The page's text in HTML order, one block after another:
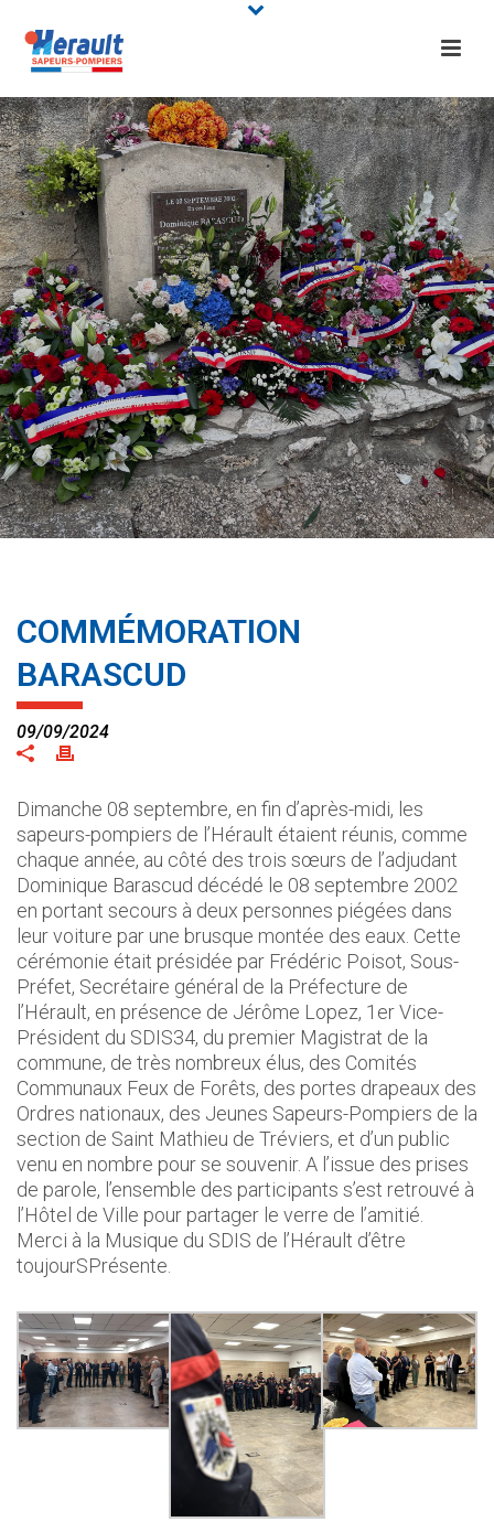
COMMÉMORATION
BARASCUD
09/09/2024
Dimanche 08 septembre, en fin d’après-midi, les
sapeurs-pompiers de l’Hérault étaient réunis, comme
chaque année, au côté des trois sœurs de l’adjudant
Dominique Barascud décédé le 08 septembre 2002
en portant secours à deux personnes piégées dans
leur voiture par une brusque montée des eaux. Cette
cérémonie était présidée par Frédéric Poisot, Sous-
Préfet, Secrétaire général de la Préfecture de
l’Hérault, en présence de Jérôme Lopez, 1er Vice-
Président du SDIS34, du premier Magistrat de la
commune, de très nombreux élus, des Comités
Communaux Feux de Forêts, des portes drapeaux des
Ordres nationaux, des Jeunes Sapeurs-Pompiers de la
section de Saint Mathieu de Tréviers, et d’un public
venu en nombre pour se souvenir. A l’issue des prises
de parole, l’ensemble des participants s’est retrouvé à
l’Hôtel de Ville pour partager le verre de l’amitié.
Merci à la Musique du SDIS de l’Hérault d’être
toujourSPrésente.